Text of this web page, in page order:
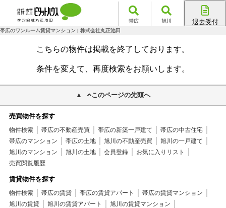
帯広 旭川 退去受付
帯広のワンルーム賃貸マンション | 株式会社丸正池田
こちらの物件は掲載を終了しております。
条件を変えて、再度検索をお願いします。
このページの先頭へ
売買物件を探す
物件検索 帯広の不動産売買 帯広の新築一戸建て
帯広の中古住宅
帯広のマンション
帯広の土地 旭川の不動産売買
旭川の一戸建て
旭川のマンション
旭川の土地 会員登録
お気に入りリスト
売買閲覧履歴
賃貸物件を探す
物件検索 帯広の賃貸 帯広の賃貸アパート
帯広の賃貸マンション
旭川の賃貸
旭川の賃貸アパート
旭川の賃貸マンション